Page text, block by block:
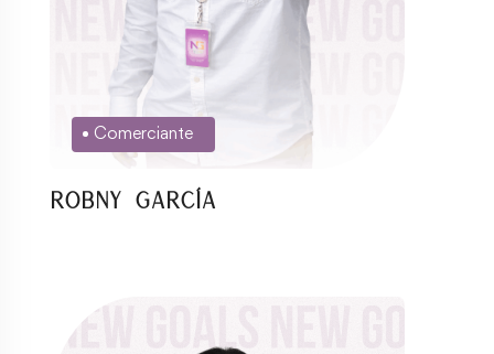
Comerciante
Robny García